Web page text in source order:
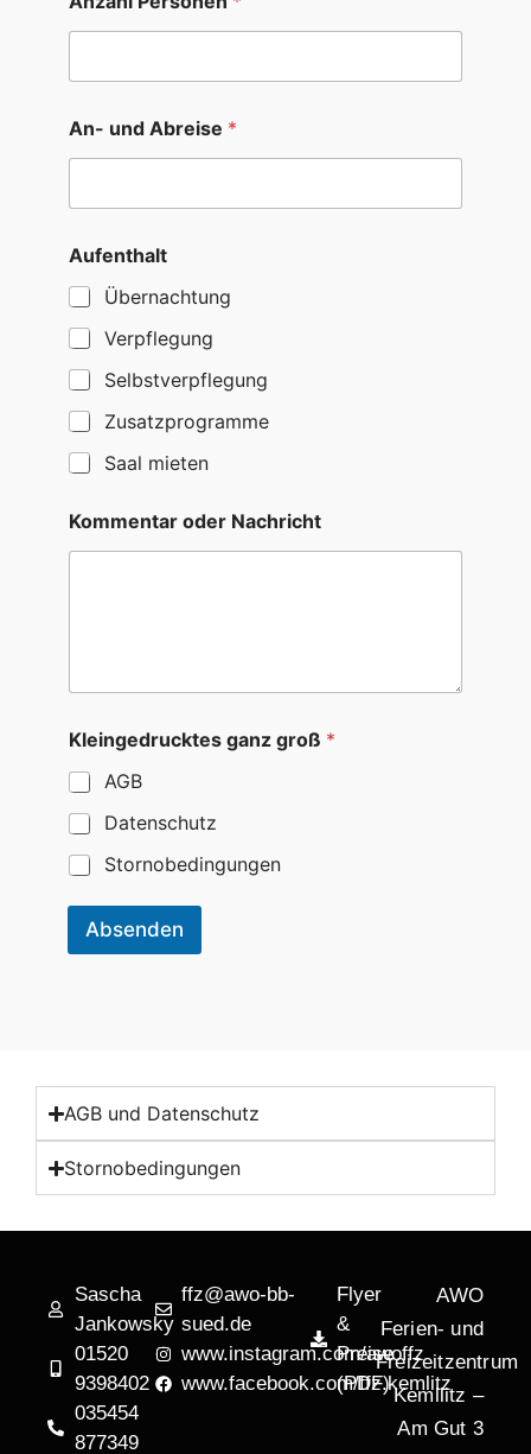
|
P
r
o
An- und Abreise *
Aufenthalt
Übernachtung
Verpflegung
Selbstverpflegung
Zusatzprogramme
Saal mieten
Kommentar oder Nachricht
Kleingedrucktes ganz groß *
AGB
Datenschutz
Stornobedingungen
Absenden
AGB und Datenschutz
Stornobedingungen
Sascha
Jankowsky
01520
9398402
035454
877349
ffz@awo-bb-
sued.de
www.instagram.com/awoffz
www.facebook.com/ffz.kemlitz
Flyer
&
Preise
(PDF)
AWO
Ferien- und
Freizeitzentrum
Kemllitz –
Am Gut 3